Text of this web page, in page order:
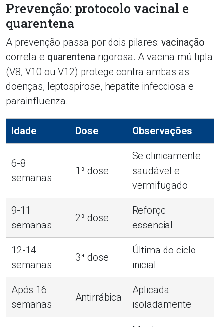
Prevenção: protocolo vacinal e
quarentena
A prevenção passa por dois pilares: vacinação
correta e quarentena rigorosa. A vacina múltipla
(V8, V10 ou V12) protege contra ambas as
doenças, leptospirose, hepatite infecciosa e
parainfluenza.
Idade Dose Observações
6-8
semanas
1ª dose
Se clinicamente
saudável e
vermifugado
9-11
semanas
2ª dose
Reforço
essencial
12-14
semanas
3ª dose
Última do ciclo
inicial
Após 16
semanas
Antirrábica
Aplicada
isoladamente